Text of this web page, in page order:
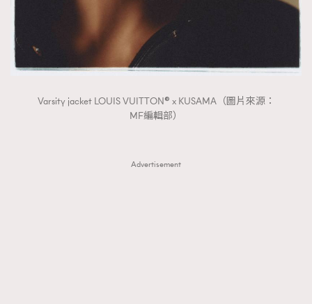
Varsity jacket LOUIS VUITTON® x KUSAMA（圖片來源：
MF編輯部）
Advertisement